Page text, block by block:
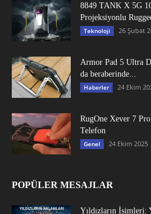
8849 TANK X 5G
Projeksiyonlu
Teknoloji 26 Şubat
Armor Pad 5 Ultra
da beraberinde...
Haberler 24 Ekim
RugOne Xever 7
Telefon
Genel 24 Ekim 2025
POPÜLER MESAJLAR
Yıldızların İsimleri: